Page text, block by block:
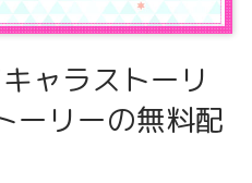
ャラストーリ
ーリーの無料配